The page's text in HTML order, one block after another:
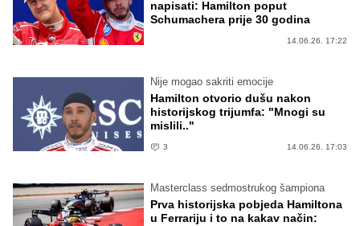
napisati: Hamilton poput
Schumachera prije 30 godina
14.06.26. 17:22
Nije mogao sakriti emocije
Hamilton otvorio dušu nakon
historijskog trijumfa: "Mnogi su
mislili.."
3 14.06.26. 17:03
Masterclass sedmostrukog šampiona
Prva historijska pobjeda Hamiltona
u Ferrariju i to na kakav način: